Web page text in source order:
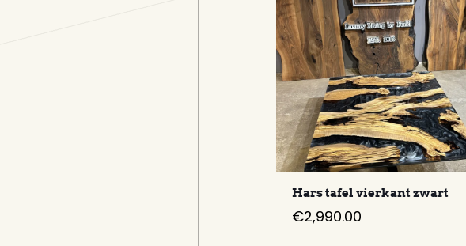
Hars tafel vierkant zwart
€2,990.00